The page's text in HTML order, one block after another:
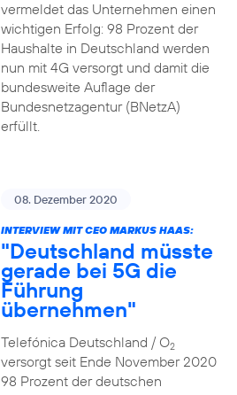
vermeldet das Unternehmen einen
wichtigen Erfolg: 98 Prozent der
Haushalte in Deutschland werden
nun mit 4G versorgt und damit die
bundesweite Auflage der
Bundesnetzagentur (BNetzA)
erfüllt.
08. Dezember 2020
INTERVIEW MIT CEO MARKUS HAAS:
"Deutschland müsste
gerade bei 5G die
Führung
übernehmen"
Telefónica Deutschland / O2
versorgt seit Ende November 2020
98 Prozent der deutschen